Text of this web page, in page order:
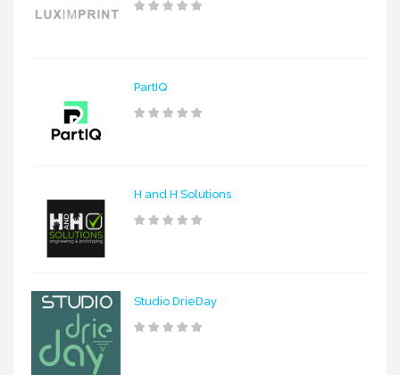
PartIQ
H and H Solutions
Studio DrieDay